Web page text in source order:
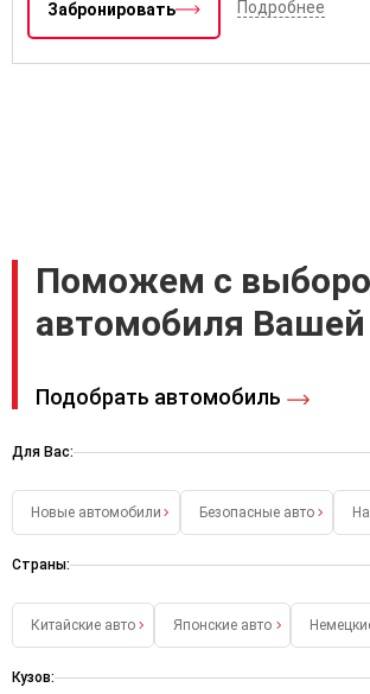
Забронировать Подробнее
Поможем с
автомобиля
Подобрать автомобиль
Для Вас:
Новые автомобили Безопасные авто
Страны:
Китайские авто Японские авто
Кузов: